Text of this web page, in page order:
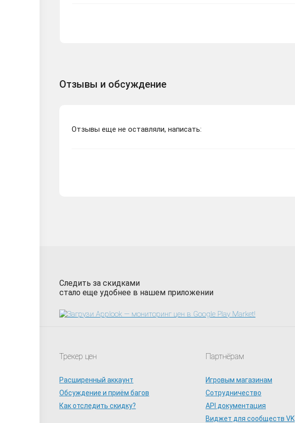
Отзывы и обсуждение
Отзывы еще не оставляли, написать:
Следить за скидками
стало еще удобнее в нашем приложении
Трекер цен
Расширенный аккаунт
Обсуждение и приём багов
Как отследить скидку?
Партнёрам
Игровым магазинам
Сотрудничество
API документация
Виджет для сообществ VK